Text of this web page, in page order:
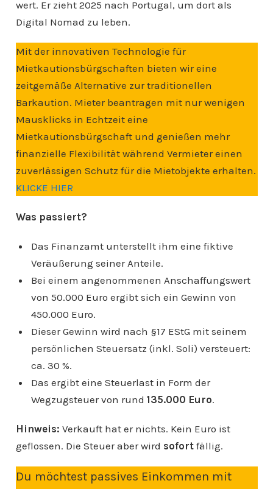
wert. Er zieht 2025 nach Portugal, um dort als
Digital Nomad zu leben.
Mit der innovativen Technologie für
Mietkautionsbürgschaften bieten wir eine
zeitgemäße Alternative zur traditionellen
Barkaution. Mieter beantragen mit nur wenigen
Mausklicks in Echtzeit eine
Mietkautionsbürgschaft und genießen mehr
finanzielle Flexibilität während Vermieter einen
zuverlässigen Schutz für die Mietobjekte erhalten.
KLICKE HIER
Was passiert?
Das Finanzamt unterstellt ihm eine fiktive
Veräußerung seiner Anteile.
Bei einem angenommenen Anschaffungswert
von 50.000 Euro ergibt sich ein Gewinn von
450.000 Euro.
Dieser Gewinn wird nach §17 EStG mit seinem
persönlichen Steuersatz (inkl. Soli) versteuert:
ca. 30 %.
Das ergibt eine Steuerlast in Form der
Wegzugsteuer von rund 135.000 Euro.
Hinweis: Verkauft hat er nichts. Kein Euro ist
geflossen. Die Steuer aber wird sofortfällig.
Du möchtest passives Einkommen mit